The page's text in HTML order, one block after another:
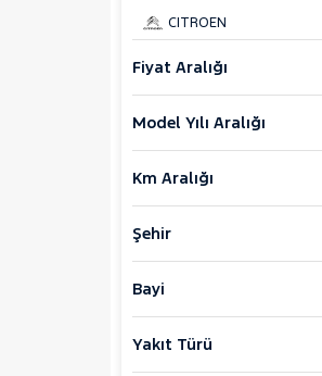
CITROEN
DAIHATSU
FIAT
FORD
E-Tourneo Courier
E-Transit
Fiyat Aralığı
Model Yılı Aralığı
Km Aralığı
Şehir
Bayi
Yakıt Türü